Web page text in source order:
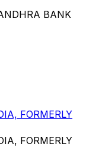
BANK
FORMERLY
FORMERLY